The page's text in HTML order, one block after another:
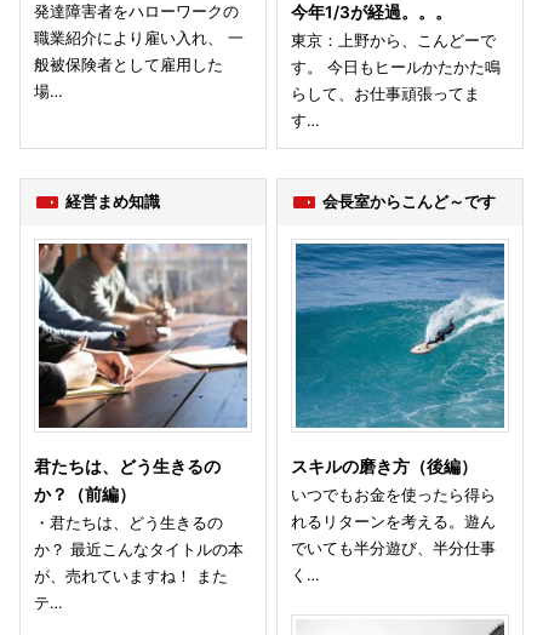
発達障害者をハローワークの
職業紹介により雇い入れ、 一
般被保険者として雇用した
場…
今年1/3が経過。。。
東京：上野から、こんどーで
す。 今日もヒールかたかた鳴
らして、お仕事頑張ってま
す…
経営まめ知識
君たちは、どう生きるの
か？（前編）
・君たちは、どう生きるの
か？ 最近こんなタイトルの本
が、売れていますね！ また
テ…
会長室からこんど～です
スキルの磨き方（後編）
いつでもお金を使ったら得ら
れるリターンを考える。遊ん
でいても半分遊び、半分仕事
く…